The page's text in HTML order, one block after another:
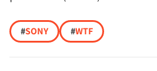
#SONY #WTF